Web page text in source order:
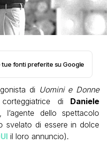
tue fonti preferite su Google
di Uomini e Donne
di Daniele
dello spettacolo
svelato di essere in dolce
il loro annuncio).